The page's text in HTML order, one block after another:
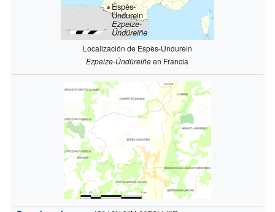
Espès-
Undurein
Ezpeize-
Ündüreiñe
Localización de Espès-Undurein
Ezpeize-Ündüreiñeen Francia